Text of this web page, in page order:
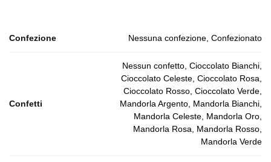
Confezione Nessuna confezione, Confezionato
Confetti
Nessun confetto, Cioccolato Bianchi,
Cioccolato Celeste, Cioccolato Rosa,
Cioccolato Rosso, Cioccolato Verde,
Mandorla Argento, Mandorla Bianchi,
Mandorla Celeste, Mandorla Oro,
Mandorla Rosa, Mandorla Rosso,
Mandorla Verde